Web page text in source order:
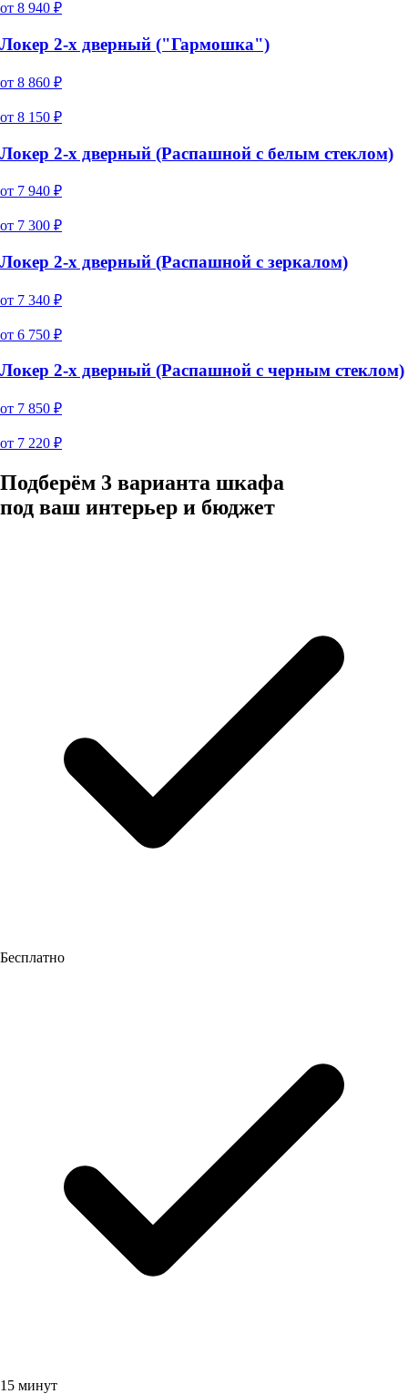
от 8 940 ₽
Локер 2-х дверный ("Гармошка")
от 8 860 ₽
от 8 150 ₽
Локер 2-х дверный (Распашной с белым стеклом)
от 7 940 ₽
от 7 300 ₽
Локер 2-х дверный (Распашной с зеркалом)
от 7 340 ₽
от 6 750 ₽
Локер 2-х дверный (Распашной с черным стеклом)
от 7 850 ₽
от 7 220 ₽
Подберём 3 варианта шкафа
под ваш интерьер и бюджет
Бесплатно
15 минут